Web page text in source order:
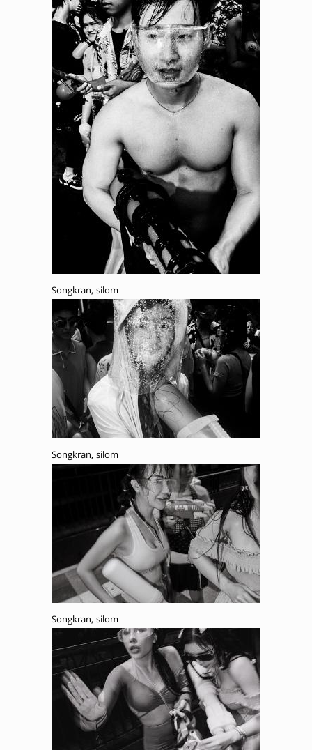
Songkran, silom
Songkran, silom
Songkran, silom